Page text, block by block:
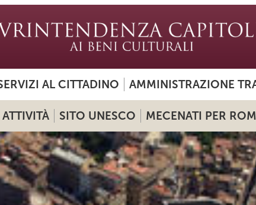
AL CITTADINO AMMINISTRAZIONE
ATTIVITÀ SITO UNESCO MECENATI PER